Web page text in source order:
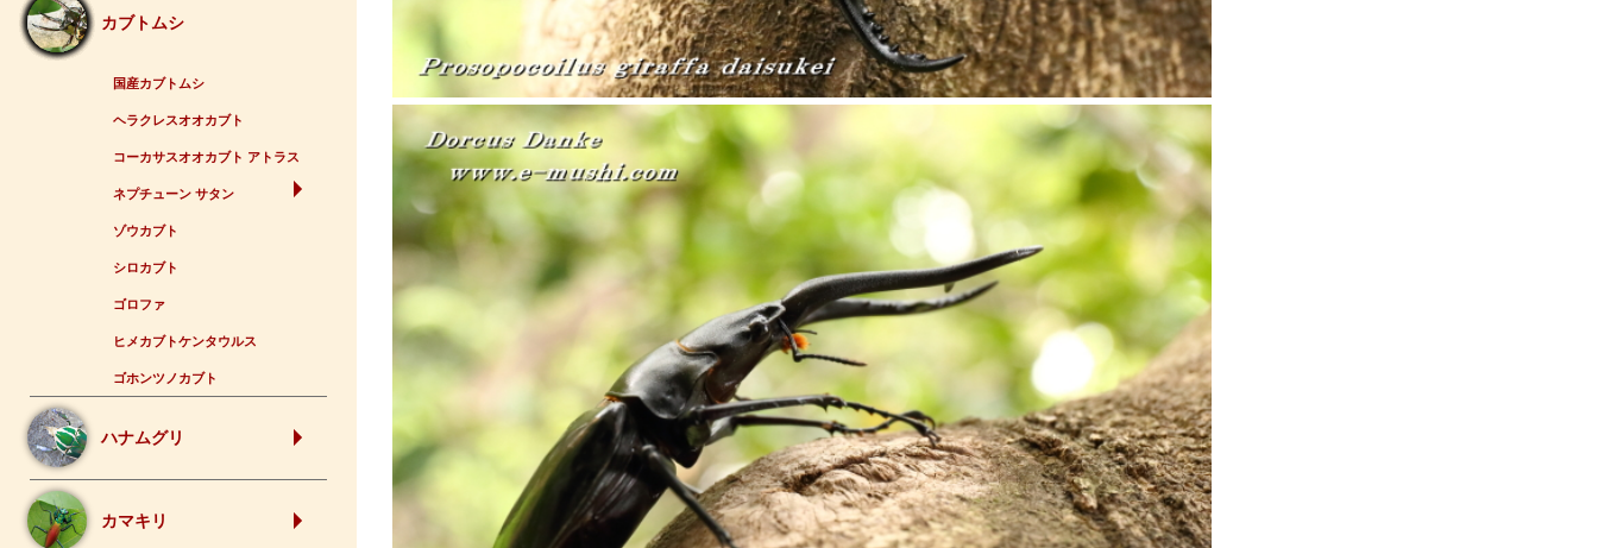
カブトムシ
国産カブトムシ
ヘラクレスオオカブト
コーカサスオオカブト アトラス
ネプチューン サタン
ゾウカブト
シロカブト
ゴロファ
ヒメカブトケンタウルス
ゴホンツノカブト
ハナムグリ
カマキリ